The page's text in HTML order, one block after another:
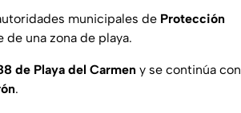
municipales de Protección
una zona de playa.
de Playa del Carmen y se continúa con
.